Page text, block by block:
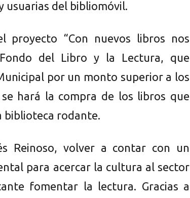
usuarias del bibliomóvil.
proyecto “Con nuevos libros nos
del Libro y la Lectura, que
por un monto superior a los
hará la compra de los libros que
biblioteca rodante.
Reinoso, volver a contar con un
para acercar la cultura al sector
fomentar la lectura. Gracias a